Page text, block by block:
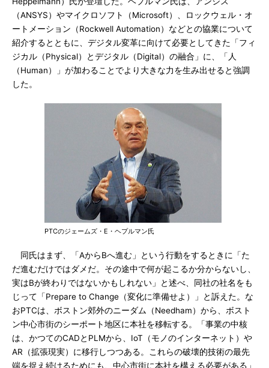
（ANSYS）やマイクロソフト（Microsoft）、ロックウェル・オ
ートメーション（Rockwell Automation）などとの協業について
紹介するとともに、デジタル変革に向けて必要としてきた「フィ
ジカル（Physical）とデジタル（Digital）の融合」に、「人
（Human）」が加わることでより大きな力を生み出せると強調
した。
PTCのジェームズ・E・ヘプルマン氏
同氏はまず、「AからBへ進む」という行動をするときに「た
だ進むだけではダメだ。その途中で何が起こるか分からないし、
実はBが終わりではないかもしれない」と述べ、同社の社名をも
じって「Prepare to Change（変化に準備せよ）」と訴えた。な
おPTCは、ボストン郊外のニーダム（Needham）から、ボスト
ン中心市街のシーポート地区に本社を移転する。「事業の中核
は、かつてのCADとPLMから、IoT（モノのインターネット）や
AR（拡張現実）に移行しつつある。これらの破壊的技術の最先
端を捉え続けるためにも、中心市街に本社を構える必要がある」